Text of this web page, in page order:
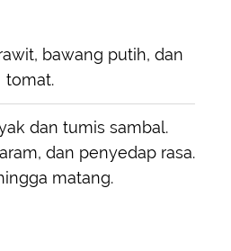
bawang putih, dan
tomat.
dan tumis sambal.
dan penyedap rasa.
matang.